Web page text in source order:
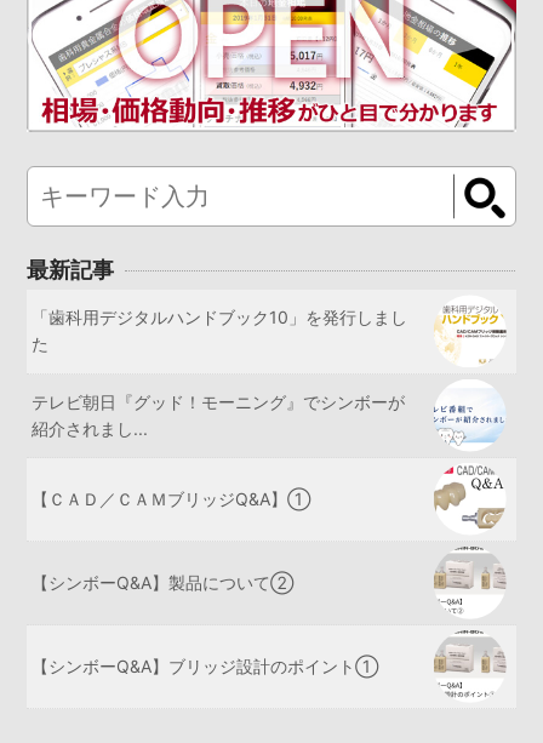
最新記事
「歯科用デジタルハンドブック10」を発行しまし
た
テレビ朝日『グッド！モーニング』でシンボーが
紹介されまし...
【ＣＡＤ／ＣＡＭブリッジQ&A】①
【シンボーQ&A】製品について②
【シンボーQ&A】ブリッジ設計のポイント①